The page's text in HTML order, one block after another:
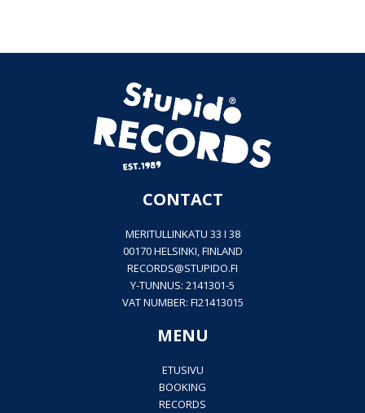
CONTACT
MERITULLINKATU 33 I 38
00170 HELSINKI, FINLAND
RECORDS@STUPIDO.FI
Y-TUNNUS: 2141301-5
VAT NUMBER: FI21413015
MENU
ETUSIVU
BOOKING
RECORDS